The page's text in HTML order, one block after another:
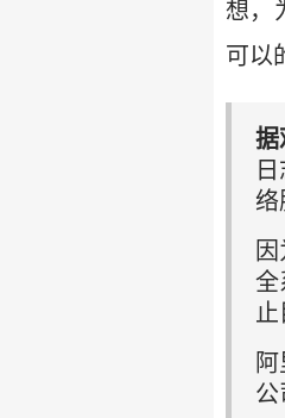
想，
可以
据
络
全
公